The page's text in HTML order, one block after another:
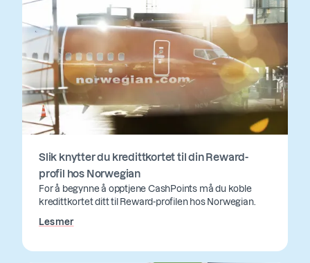
Slik knytter du kredittkortet til din Reward-
profil hos Norwegian
For å begynne å opptjene CashPoints må du koble
kredittkortet ditt til Reward-profilen hos Norwegian.
Les mer